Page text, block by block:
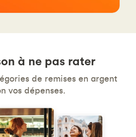
à ne pas rater
de remises en argent
vos dépenses.